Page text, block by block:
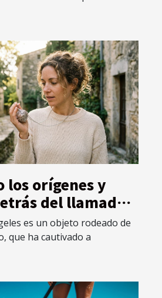
los orígenes y
del llamador
es un objeto rodeado de
que ha cautivado a